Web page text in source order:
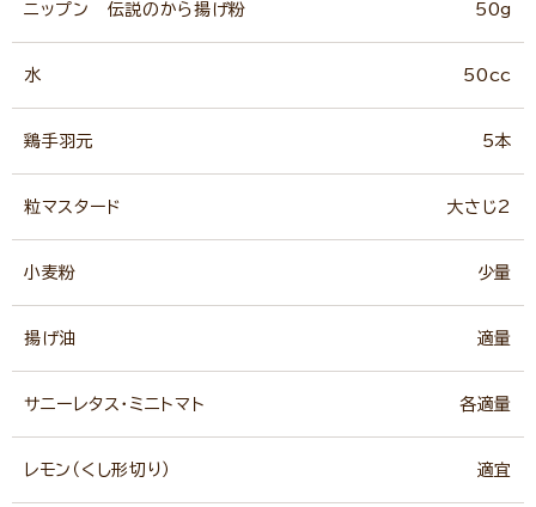
ニップン 伝説のから揚げ粉 50g
水 50cc
鶏手羽元 5本
粒マスタード 大さじ2
小麦粉 少量
揚げ油 適量
サニーレタス・ミニトマト 各適量
レモン（くし形切り） 適宜